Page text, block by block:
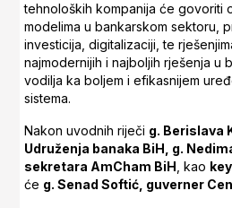
tehnoloških kompanija će govoriti
modelima u bankarskom sektoru,
investicija, digitalizaciji, te
najmodernijih i najboljih rješenja u
vodilja ka boljem i efikasnijem
sistema.
Nakon uvodnih riječi g. Berislava
Udruženja banaka BiH, g.
sekretara AmCham BiH , kao
će g. Senad Softić, guverner